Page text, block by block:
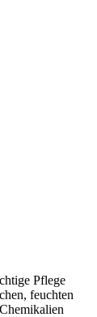
Pflege
feuchten